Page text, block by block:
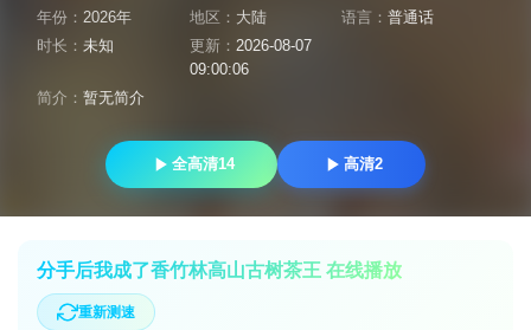
年份： 2026年 地区： 大陆 语言：普通话
时长： 未知 更新： 2026-08-07
09:00:06
简介： 暂无简介
全高清14 高清2
分手后我成了香竹林高山古树茶王 在线播放
重新测速